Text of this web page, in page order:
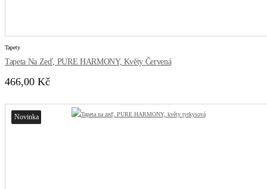
Tapety
Tapeta Na Zeď, PURE HARMONY, Květy Červená
466,00 Kč
Novinka